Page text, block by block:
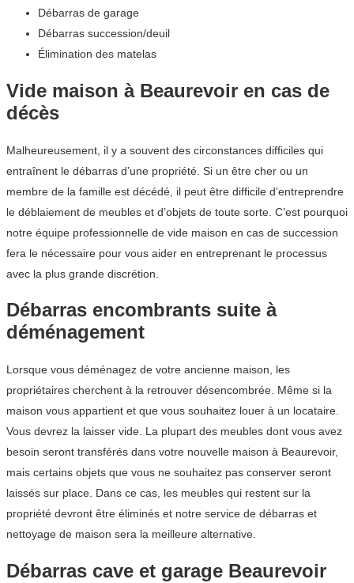
Débarras de garage
Débarras succession/deuil
Élimination des matelas
Vide maison à Beaurevoir en cas de
décès
Malheureusement, il y a souvent des circonstances difficiles qui
entraînent le débarras d’une propriété. Si un être cher ou un
membre de la famille est décédé, il peut être difficile d’entreprendre
le déblaiement de meubles et d’objets de toute sorte. C’est pourquoi
notre équipe professionnelle de vide maison en cas de succession
fera le nécessaire pour vous aider en entreprenant le processus
avec la plus grande discrétion.
Débarras encombrants suite à
déménagement
Lorsque vous déménagez de votre ancienne maison, les
propriétaires cherchent à la retrouver désencombrée. Même si la
maison vous appartient et que vous souhaitez louer à un locataire.
Vous devrez la laisser vide. La plupart des meubles dont vous avez
besoin seront transférés dans votre nouvelle maison à Beaurevoir,
mais certains objets que vous ne souhaitez pas conserver seront
laissés sur place. Dans ce cas, les meubles qui restent sur la
propriété devront être éliminés et notre service de débarras et
nettoyage de maison sera la meilleure alternative.
Débarras cave et garage Beaurevoir